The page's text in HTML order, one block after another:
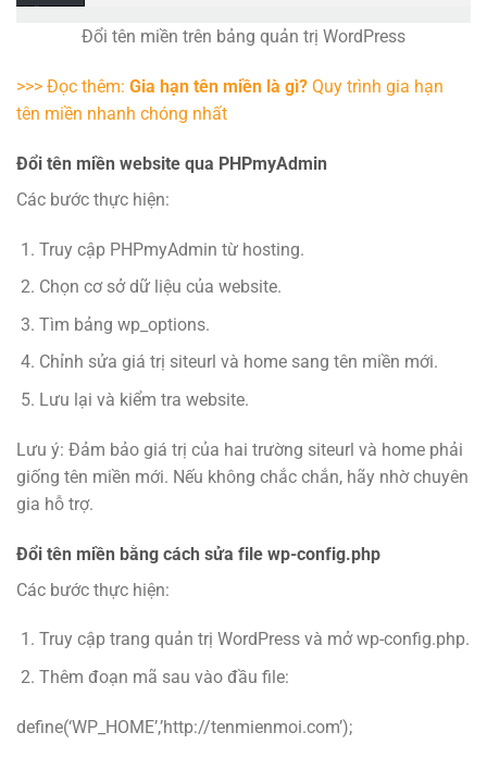
Đổi tên miền trên bảng quản trị WordPress
>>> Đọc thêm: Gia hạn tên miền là gì? Quy trình gia hạn
tên miền nhanh chóng nhất
Đổi tên miền website qua PHPmyAdmin
Các bước thực hiện:
Truy cập PHPmyAdmin từ hosting.
Chọn cơ sở dữ liệu của website.
Tìm bảng wp_options.
Chỉnh sửa giá trị siteurl và home sang tên miền mới.
Lưu lại và kiểm tra website.
Lưu ý: Đảm bảo giá trị của hai trường siteurl và home phải
giống tên miền mới. Nếu không chắc chắn, hãy nhờ chuyên
gia hỗ trợ.
Đổi tên miền bằng cách sửa file wp-config.php
Các bước thực hiện:
Truy cập trang quản trị WordPress và mở wp-config.php.
Thêm đoạn mã sau vào đầu file:
define(‘WP_HOME’,’http://tenmienmoi.com’);